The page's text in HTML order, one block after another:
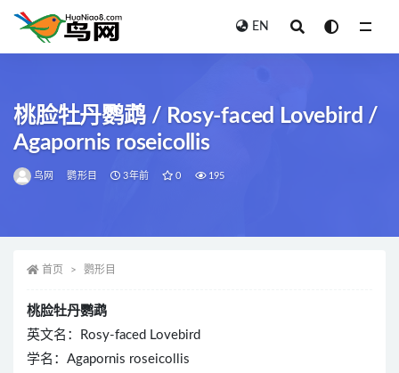
EN
桃脸牡丹鹦鹉 / Rosy-faced Lovebird /
Agapornis roseicollis
鸟网 鹦形目 3年前 0 195
首页 鹦形目
桃脸牡丹鹦鹉
英文名：Rosy-faced Lovebird
学名：Agapornis roseicollis